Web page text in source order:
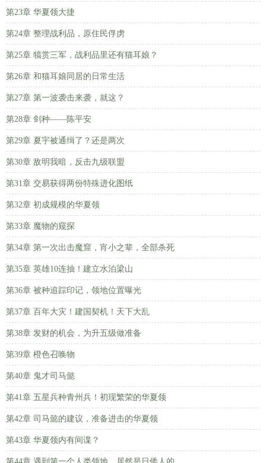
第23章 华夏领大捷
第24章 整理战利品，原住民俘虏
第25章 犒赏三军，战利品里还有猫耳娘？
第26章 和猫耳娘同居的日常生活
第27章 第一波袭击来袭，就这？
第28章 剑种——陈平安
第29章 夏宇被通缉了？还是两次
第30章 敌明我暗，反击九级联盟
第31章 交易获得两份特殊进化图纸
第32章 初成规模的华夏领
第33章 魔物的窥探
第34章 第一次出击魔窟，宵小之辈，全部杀死
第35章 英雄10连抽！建立水泊梁山
第36章 被种追踪印记，领地位置曝光
第37章 百年大灾！建国契机！天下大乱
第38章 发财的机会，为升五级做准备
第39章 橙色召唤物
第40章 鬼才司马懿
第41章 五星兵种青州兵！初现繁荣的华夏领
第42章 司马懿的建议，准备进击的华夏领
第43章 华夏领内有间谍？